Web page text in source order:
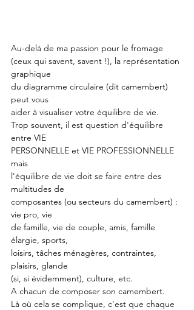
Au-delà de ma passion pour le fromage
(ceux qui savent, savent !), la représentation
graphique
du diagramme circulaire (dit camembert)
peut vous
aider à visualiser votre équilibre de vie.
Trop souvent, il est question d'équilibre
entre VIE
PERSONNELLE et VIE PROFESSIONNELLE
mais
l'équilibre de vie doit se faire entre des
multitudes de
composantes (ou secteurs du camembert) :
vie pro, vie
de famille, vie de couple, amis, famille
élargie, sports,
loisirs, tâches ménagères, contraintes,
plaisirs, glande
(si, si évidemment), culture, etc.
A chacun de composer son camembert.
Là où cela se complique, c'est que chaque